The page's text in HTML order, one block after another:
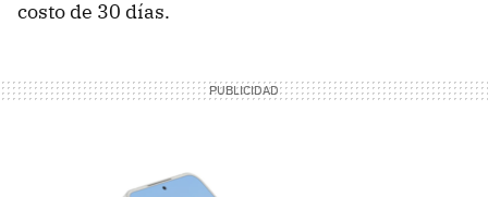
costo de 30 días.